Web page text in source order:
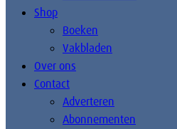
Shop
Boeken
Vakbladen
Over ons
Contact
Adverteren
Abonnementen